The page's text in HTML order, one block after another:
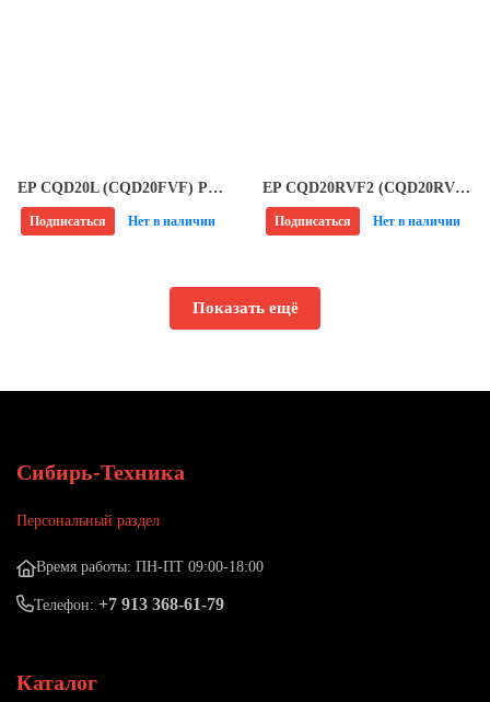
EP CQD20L (CQD20FVF) Ричтрак
Подписаться Нет в наличии
EP CQD20RVF2 (CQD20RV) Ричтрак
Подписаться Нет в наличии
Показать ещё
Сибирь-Техника
Персональный раздел
Время работы: ПН-ПТ 09:00-18:00
Телефон: +7 913 368-61-79
Каталог